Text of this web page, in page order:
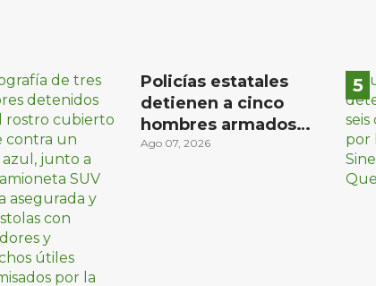
Policías estatales
detienen a cinco
hombres armados
en Puebla capital
Ago 07, 2026